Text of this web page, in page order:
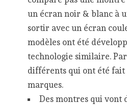
un écran noir & blanc à
sortir avec un écran
modèles ont été
technologie similaire.
différents qui ont été
marques.
Des montres qui vont